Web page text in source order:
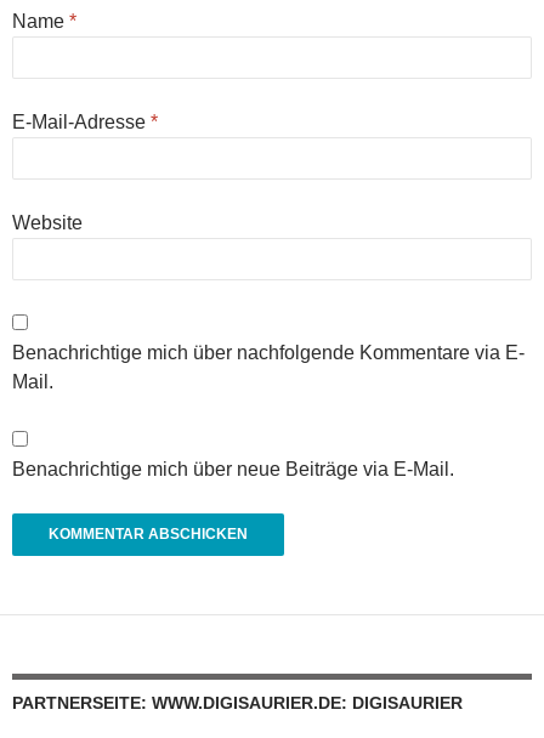
Name *
E-Mail-Adresse *
Website
Benachrichtige mich über nachfolgende Kommentare via E-
Mail.
Benachrichtige mich über neue Beiträge via E-Mail.
PARTNERSEITE: WWW.DIGISAURIER.DE: DIGISAURIER